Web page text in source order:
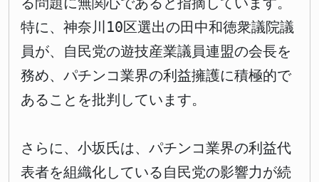
特に、神奈川10区選出の田中和徳衆議院議
員が、自民党の遊技産業議員連盟の会長を
務め、パチンコ業界の利益擁護に積極的で
あることを批判しています。
さらに、小坂氏は、パチンコ業界の利益代
表者を組織化している自民党の影響力が続